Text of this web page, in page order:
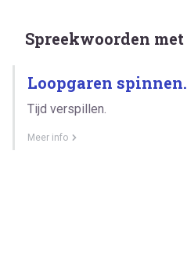
Spreekwoorden met
Loopgaren spinnen.
Tijd verspillen.
Meer info